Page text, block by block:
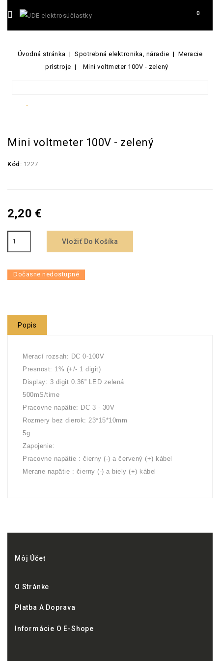
0
Úvodná stránka Spotrebná elektronika, náradie
Meracie
prístroje
Mini voltmeter 100V - zelený
Mini voltmeter 100V - zelený
Kód: 1227
2,20 €
Vložiť Do Košíka
Dočasne nedostupné
Popis
Merací rozsah: DC 0-100V
Presnost: 1% (+/- 1 digit)
Display: 3 digit 0.36” LED zelená
500mS/time
Pracovne napätie: DC 3 - 30V
Rozmery bez dierok: 23*15*10mm
5g
Zapojenie:
Pracovne napätie : čierny (-) a červený (+) kábel
Merane napätie : čierny (-) a biely (+) kábel
Môj Účet
O Stránke
Platba A Doprava
Informácie O E-Shope